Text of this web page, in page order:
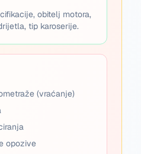
obitelj motora,
tip karoserije.
(vraćanje)
opozive